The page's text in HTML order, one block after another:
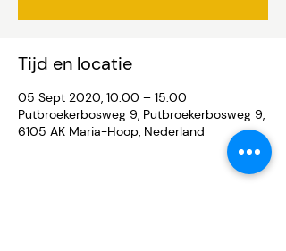
Tijd en locatie
05 Sept 2020, 10:00 – 15:00
Putbroekerbosweg 9, Putbroekerbosweg 9,
6105 AK Maria-Hoop, Nederland